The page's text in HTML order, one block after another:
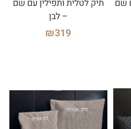
שם
תיק לטלית ותפילין עם שם
– לבן
₪319